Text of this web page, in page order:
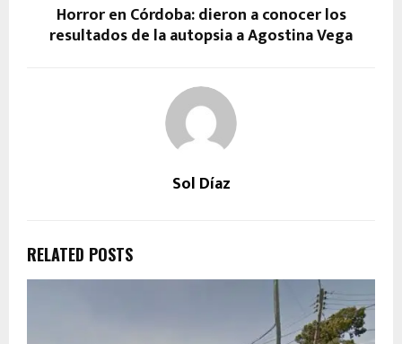
Horror en Córdoba: dieron a conocer los
resultados de la autopsia a Agostina Vega
Sol Díaz
RELATED POSTS